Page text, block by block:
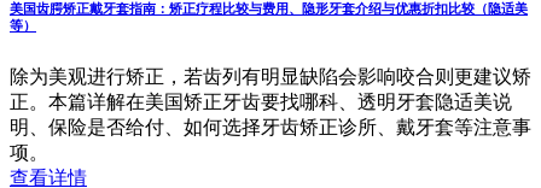
美国齿腭矫正戴牙套指南：矫正疗程比较与费用、隐形牙套介绍与优惠折扣比较（隐适美
等）
除为美观进行矫正，若齿列有明显缺陷会影响咬合则更建议矫
正。本篇详解在美国矫正牙齿要找哪科、透明牙套隐适美说
明、保险是否给付、如何选择牙齿矫正诊所、戴牙套等注意事
项。
查看详情